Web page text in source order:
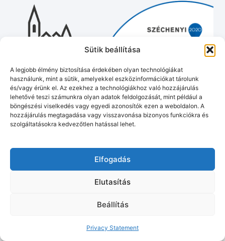
Sütik beállítása
A legjobb élmény biztosítása érdekében olyan technológiákat
használunk, mint a sütik, amelyekkel eszközinformációkat tárolunk
és/vagy érünk el. Az ezekhez a technológiákhoz való hozzájárulás
lehetővé teszi számunkra olyan adatok feldolgozását, mint például a
böngészési viselkedés vagy egyedi azonosítók ezen a weboldalon. A
hozzájárulás megtagadása vagy visszavonása bizonyos funkciókra és
szolgáltatásokra kedvezőtlen hatással lehet.
Elfogadás
Elutasítás
Beállítás
Privacy Statement
© Murakeresztúr község honlapja 2026